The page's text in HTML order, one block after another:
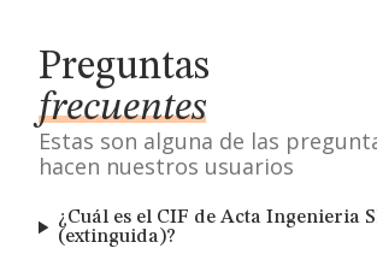
Preguntas
frecuentes
Estas son alguna de las
hacen nuestros usuarios
¿Cuál es el CIF de Acta Ingenieria
(extinguida)?